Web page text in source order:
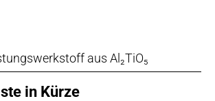
aus Al₂TiO₅
in Kürze